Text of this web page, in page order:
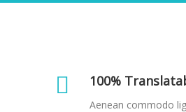
100%
Aenean commodo